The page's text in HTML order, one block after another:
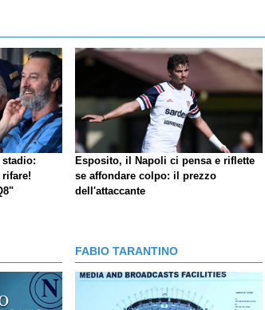
stadio:
Esposito, il Napoli ci pensa e riflette
se affondare colpo: il prezzo
dell'attaccante
FABIO TARANTINO